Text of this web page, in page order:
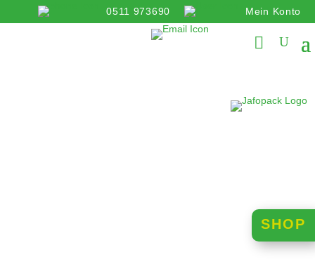
Mein Konto
0511 973690
info@jafopack.de
SHOP